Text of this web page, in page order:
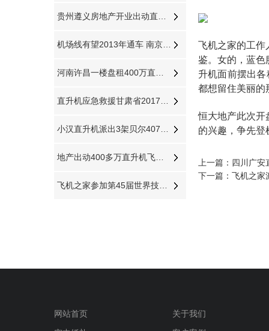
飞机之家的工作
鉴。女的，蓝色
升机面前摆出
都想留住美丽的
恒大地产此次开
的兴趣，争先登
上一篇： 四川广安
下一篇： 飞机之家
网站首页
关于我们